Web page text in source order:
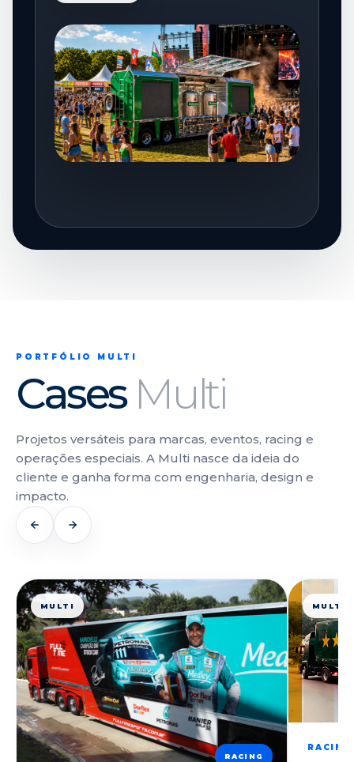
PORTFÓLIO MULTI
Cases Multi
Projetos versáteis para marcas, eventos, racing e
operações especiais. A Multi nasce da ideia do
cliente e ganha forma com engenharia, design e
impacto.
MULTI
RACING
MULTI